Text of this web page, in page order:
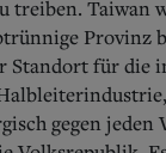
treiben. Taiwan
Provinz
Standort für die
gegen jeden